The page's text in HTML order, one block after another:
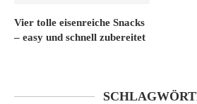
Vier tolle eisenreiche Snacks
– easy und schnell zubereitet